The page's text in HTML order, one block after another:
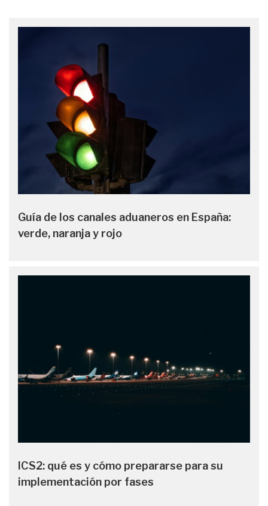
Guía de los canales aduaneros en España:
verde, naranja y rojo
ICS2: qué es y cómo prepararse para su
implementación por fases